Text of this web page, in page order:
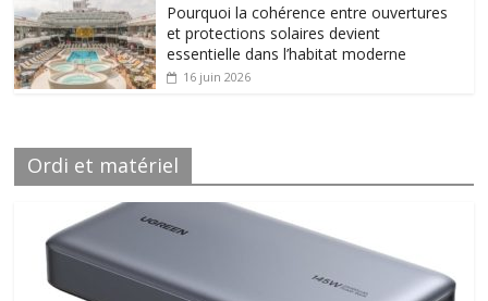
Pourquoi la cohérence entre ouvertures
et protections solaires devient
essentielle dans l’habitat moderne
16 juin 2026
Ordi et matériel